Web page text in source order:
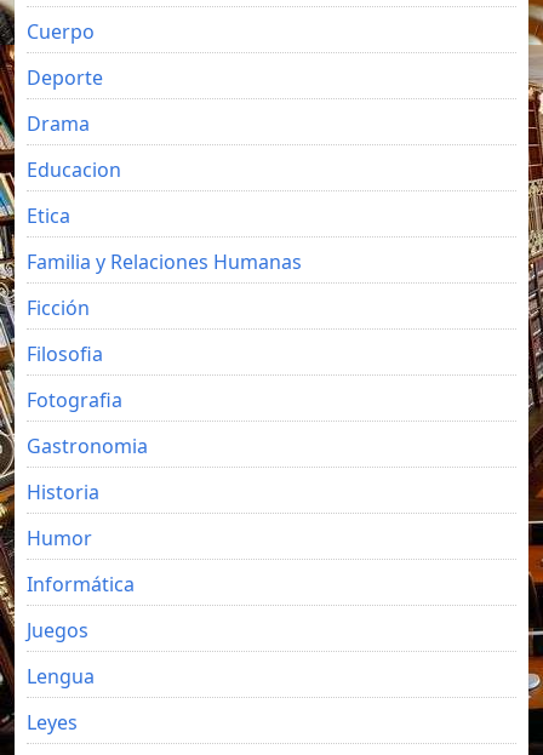
Cuerpo
Deporte
Drama
Educacion
Etica
Familia y Relaciones Humanas
Ficción
Filosofia
Fotografia
Gastronomia
Historia
Humor
Informática
Juegos
Lengua
Leyes